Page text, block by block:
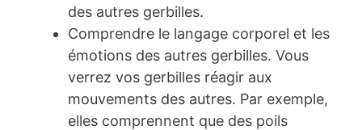
des autres gerbilles.
Comprendre le langage corporel et les
émotions des autres gerbilles. Vous
verrez vos gerbilles réagir aux
mouvements des autres. Par exemple,
elles comprennent que des poils